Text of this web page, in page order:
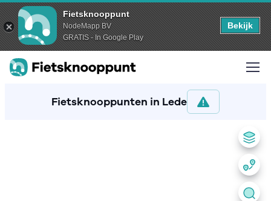
Fietsknooppunt
NodeMapp BV
GRATIS - In Google Play
Bekijk
Fietsknooppunten in Lede